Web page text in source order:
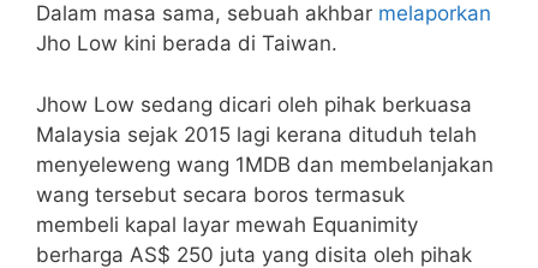
Dalam masa sama, sebuah akhbar melaporkan
Jho Low kini berada di Taiwan.
Jhow Low sedang dicari oleh pihak berkuasa
Malaysia sejak 2015 lagi kerana dituduh telah
menyeleweng wang 1MDB dan membelanjakan
wang tersebut secara boros termasuk
membeli kapal layar mewah Equanimity
berharga AS$ 250 juta yang disita oleh pihak